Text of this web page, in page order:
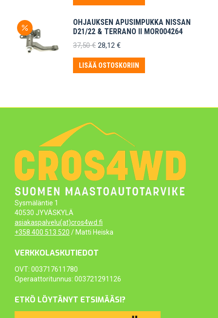
OHJAUKSEN APUSIMPUKKA NISSAN
D21/22 & TERRANO II MOR004264
37,50€ Alkuperäinen
oli:
37,50 €.
28,12 €Nykyinen
on:
28,12 €.
LISÄÄ OSTOSKORIIN
Sysmäläntie 1
40530 JYVÄSKYLÄ
asiakaspalvelu(at)cros4wd.fi
+358 400 513 520 / Matti Heiska
VERKKOLASKUTIEDOT
OVT: 003717611780
Operaattoritunnus: 003721291126
ETKÖ LÖYTÄNYT ETSIMÄÄSI?